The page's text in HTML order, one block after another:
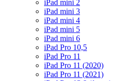
iPad mini 2
iPad mini 3
iPad mini 4
iPad mini 5
iPad mini 6
iPad Pro 10,5
iPad Pro 11
iPad Pro 11 (2020)
iPad Pro 11 (2021)